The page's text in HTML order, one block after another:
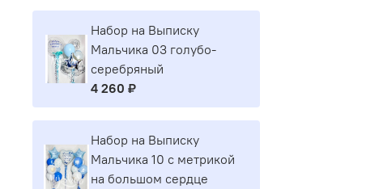
Набор на Выписку
Мальчика 03 голубо-
серебряный
4 260 ₽
Набор на Выписку
Мальчика 10 с метрикой
на большом сердце